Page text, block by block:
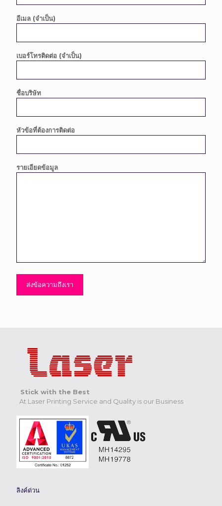
อีเมล (จำเป็น)
เบอร์โทรติดต่อ (จำเป็น)
ชื่อบริษัท
หัวข้อที่ต้องการติดต่อ
รายเอียดข้อมูล
Stick with the Best
At Laser Printing Service and Quality is our Business
ลิงค์ด่วน